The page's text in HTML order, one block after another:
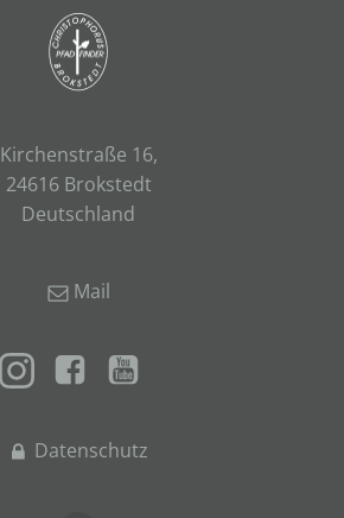
Kirchenstraße 16,
24616 Brokstedt
Deutschland
Mail
Datenschutz